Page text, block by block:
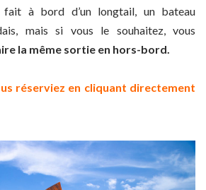
fait à bord d’un longtail, un bateau
mais si vous le souhaitez, vous
la même sortie en hors-bord.
réserviez en cliquant directement